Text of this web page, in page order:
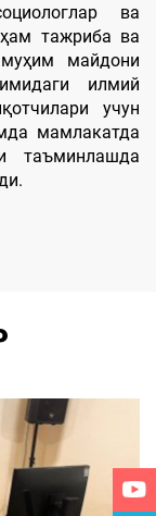
ва
тажриба ва
майдони
илмий
учун
мамлакатда
таъминлашда